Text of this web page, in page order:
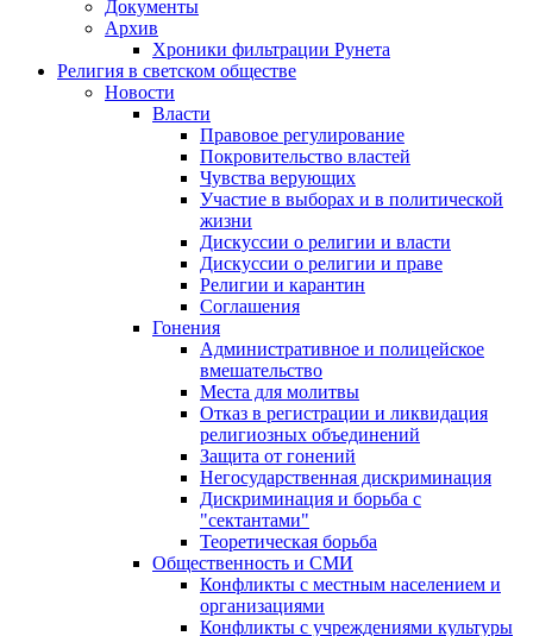
Документы
Архив
Хроники фильтрации Рунета
Религия в светском обществе
Новости
Власти
Правовое регулирование
Покровительство властей
Чувства верующих
Участие в выборах и в политической
жизни
Дискуссии о религии и власти
Дискуссии о религии и праве
Религии и карантин
Соглашения
Гонения
Административное и полицейское
вмешательство
Места для молитвы
Отказ в регистрации и ликвидация
религиозных объединений
Защита от гонений
Негосударственная дискриминация
Дискриминация и борьба с
"сектантами"
Теоретическая борьба
Общественность и СМИ
Конфликты с местным населением и
организациями
Конфликты с учреждениями культуры